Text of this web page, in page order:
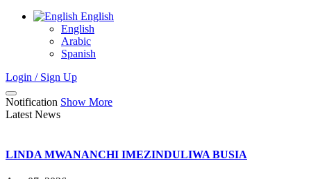
English
English
Arabic
Spanish
Login / Sign Up
Notification Show More
Latest News
LINDA MWANANCHI IMEZINDULIWA BUSIA